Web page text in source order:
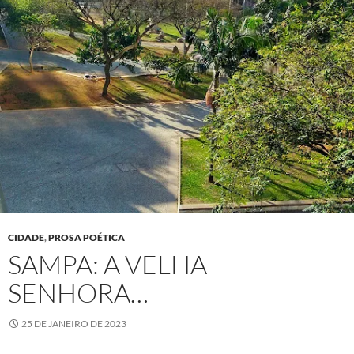
CIDADE,PROSA POÉTICA
SAMPA: A VELHA
SENHORA…
25 DE JANEIRO DE 2023